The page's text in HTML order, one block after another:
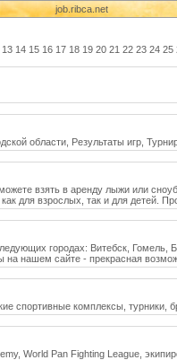
job.ribca.net
13 14 15 16 17 18 19 20 21 22 23 24 25
области, Результаты игр,
взять в аренду лыжи или
для взрослых, так и для детей.
городах: Витебск, Гомель,
на нашем сайте - прекрасная
спортивные комплексы, турники,
World Pan Fighting League,